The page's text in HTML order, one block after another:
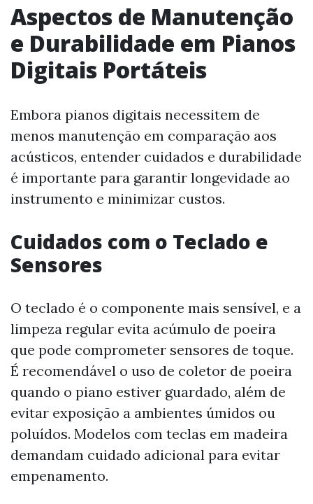
Aspectos de Manutenção
e Durabilidade em Pianos
Digitais Portáteis
Embora pianos digitais necessitem de
menos manutenção em comparação aos
acústicos, entender cuidados e durabilidade
é importante para garantir longevidade ao
instrumento e minimizar custos.
Cuidados com o Teclado e
Sensores
O teclado é o componente mais sensível, e a
limpeza regular evita acúmulo de poeira
que pode comprometer sensores de toque.
É recomendável o uso de coletor de poeira
quando o piano estiver guardado, além de
evitar exposição a ambientes úmidos ou
poluídos. Modelos com teclas em madeira
demandam cuidado adicional para evitar
empenamento.